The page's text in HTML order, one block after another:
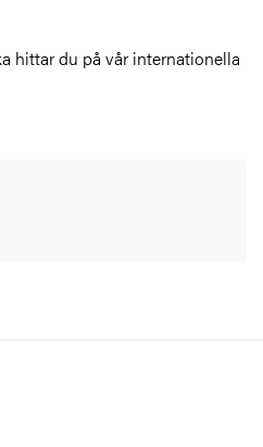
hittar du på vår internationella